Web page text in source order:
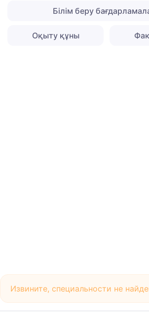
Білім беру
Оқыту құны
Извините, специальности не